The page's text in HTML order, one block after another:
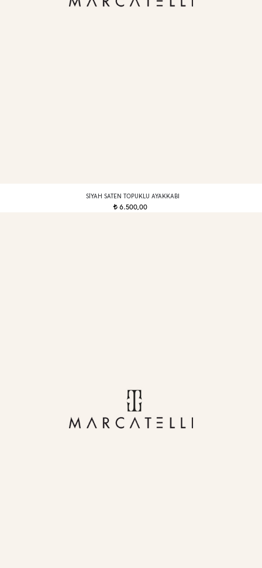
SIYAH SATEN TOPUKLU AYAKKABI
t 6.500,00